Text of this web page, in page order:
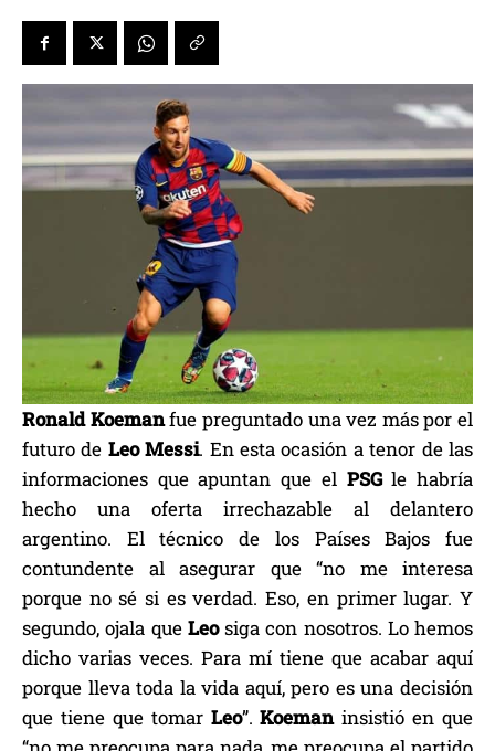
Ronald Koemanfue preguntado una vez más por el
futuro de LeoMessi. En esta ocasión a tenor de las
informaciones que apuntan que el PSGle habría
hecho una oferta irrechazable al delantero
argentino. El técnico de los Países Bajos fue
contundente al asegurar que “no me interesa
porque no sé si es verdad. Eso, en primer lugar. Y
segundo, ojala que Leosiga con nosotros. Lo hemos
dicho varias veces. Para mí tiene que acabar aquí
porque lleva toda la vida aquí, pero es una decisión
que tiene que tomar Leo”.Koemaninsistió en que